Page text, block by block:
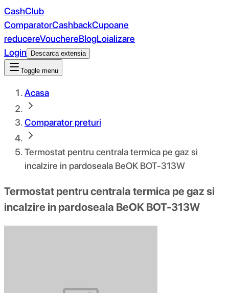
CashClub
ComparatorCashbackCupoane
reducereVouchereBlogLoializare
Login
Descarca extensia
Toggle menu
Acasa
Comparator preturi
Termostat pentru centrala termica pe gaz si
incalzire in pardoseala BeOK BOT-313W
Termostat pentru centrala termica pe gaz si
incalzire in pardoseala BeOK BOT-313W